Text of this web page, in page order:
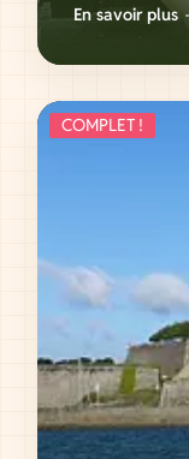
En savoir plus
COMPLET !